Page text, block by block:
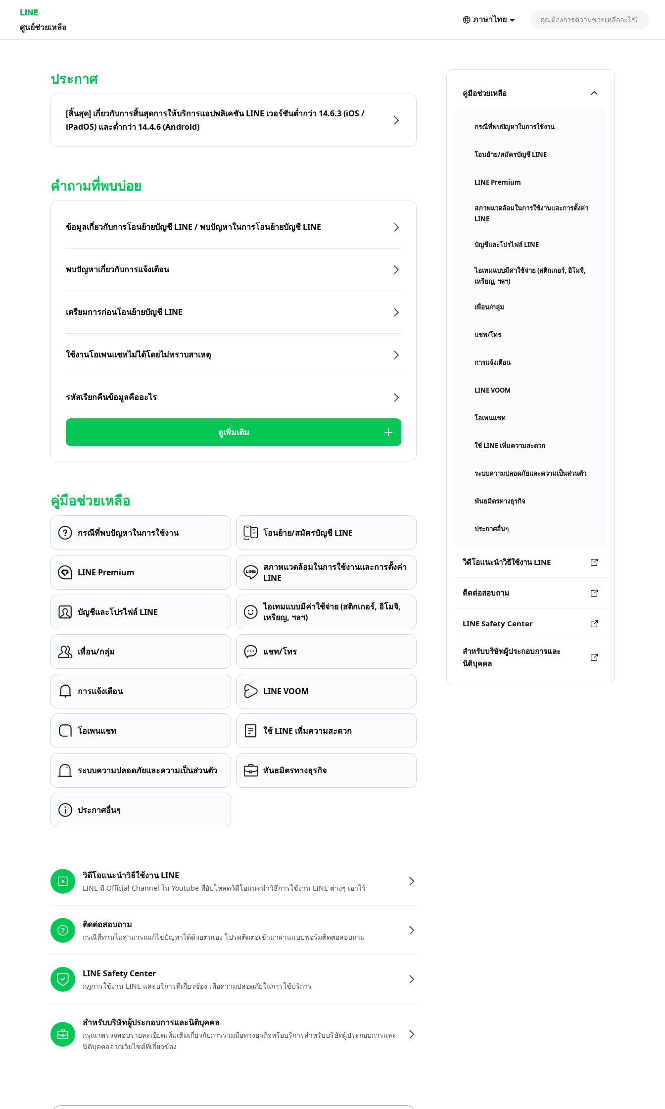
LINE
ศูนย์ช่วยเหลือ
ภาษาไทย
คู่มือช่วยเหลือ
กรณีที่พบปัญหาในการใช้งาน
โอนย้าย/สมัครบัญชี LINE
LINE Premium
สภาพแวดล้อมในการใช้งานและการตั้งค่า
LINE
บัญชีและโปรไฟล์ LINE
ไอเทมแบบมีค่าใช้จ่าย (สติกเกอร์, อิโมจิ,
เหรียญ, ฯลฯ)
เพื่อน/กลุ่ม
แชท/โทร
การแจ้งเตือน
LINE VOOM
โอเพนแชท
ใช้ LINE เพิ่มความสะดวก
ระบบความปลอดภัยและความเป็นส่วนตัว
พันธมิตรทางธุรกิจ
ประกาศอื่นๆ
วิดีโอแนะนำวิธีใช้งาน LINE
ติดต่อสอบถาม
LINE Safety Center
สำหรับบริษัทผู้ประกอบการและ
นิติบุคคล
ประกาศ
[สิ้นสุด] เกี่ยวกับการสิ้นสุดการให้บริการแอปพลิเคชัน LINE เวอร์ชันต่ำกว่า 14.6.3 (iOS /
iPadOS) และต่ำกว่า 14.4.6 (Android)
คำถามที่พบบ่อย
ข้อมูลเกี่ยวกับการโอนย้ายบัญชี LINE / พบปัญหาในการโอนย้ายบัญชี LINE
พบปัญหาเกี่ยวกับการแจ้งเตือน
เตรียมการก่อนโอนย้ายบัญชี LINE
ใช้งานโอเพนแชทไม่ได้โดยไม่ทราบสาเหตุ
รหัสเรียกคืนข้อมูลคืออะไร
ดูเพิ่มเติม
คู่มือช่วยเหลือ
กรณีที่พบปัญหาในการใช้งาน โอนย้าย/สมัครบัญชี LINE
LINE Premium
สภาพแวดล้อมในการใช้งานและการตั้งค่า
LINE
บัญชีและโปรไฟล์ LINE
ไอเทมแบบมีค่าใช้จ่าย (สติกเกอร์, อิโมจิ,
เหรียญ, ฯลฯ)
เพื่อน/กลุ่ม แชท/โทร
การแจ้งเตือน LINE VOOM
โอเพนแชท ใช้ LINE เพิ่มความสะดวก
ระบบความปลอดภัยและความเป็นส่วนตัว พันธมิตรทางธุรกิจ
ประกาศอื่นๆ
วิดีโอแนะนำวิธีใช้งาน LINE
LINE มี Official Channel ใน Youtube ที่อัปโหลดวิดีโอแนะนำวิธีการใช้งาน LINE ต่างๆ เอาไว้
ติดต่อสอบถาม
กรณีที่ท่านไม่สามารถแก้ไขปัญหาได้ด้วยตนเอง โปรดติดต่อเข้ามาผ่านแบบฟอร์มติดต่อสอบถาม
LINE Safety Center
กฎการใช้งาน LINE และบริการที่เกี่ยวข้อง เพื่อความปลอดภัยในการใช้บริการ
สำหรับบริษัทผู้ประกอบการและนิติบุคคล
กรุณาตรวจสอบรายละเอียดเพิ่มเติมเกี่ยวกับการร่วมมือทางธุรกิจหรือบริการสำหรับบริษัทผู้ประกอบการและ
นิติบุคคลจากเว็บไซต์ที่เกี่ยวข้อง